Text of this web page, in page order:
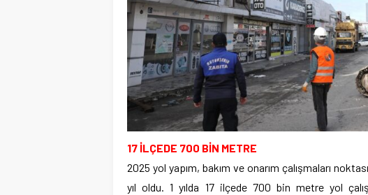
17 İLÇEDE 700 BİN METRE
2025 yol yapım, bakım ve onarım çalışmaları
yıl oldu. 1 yılda 17 ilçede 700 bin metre yol